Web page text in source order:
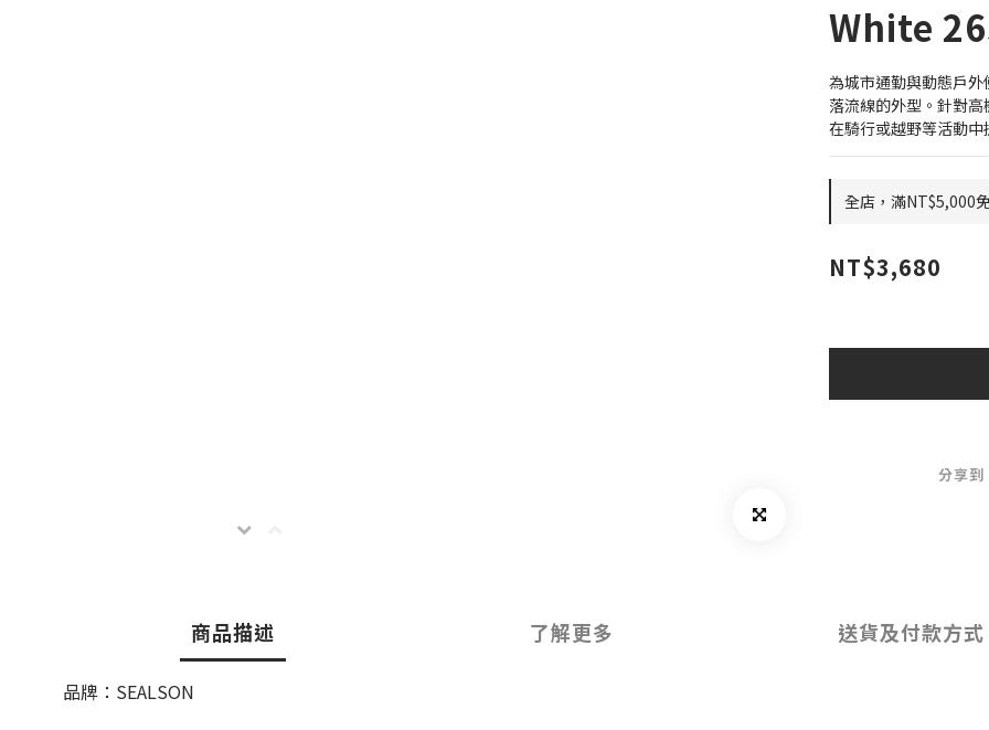
White
為城市通勤與動態戶
落流線的外型。針對
在騎行或越野等活動
全店，滿NT$5,000
NT$3,680
分享到
商品描述 了解更多 送貨及付款方式
品牌：SEALSON